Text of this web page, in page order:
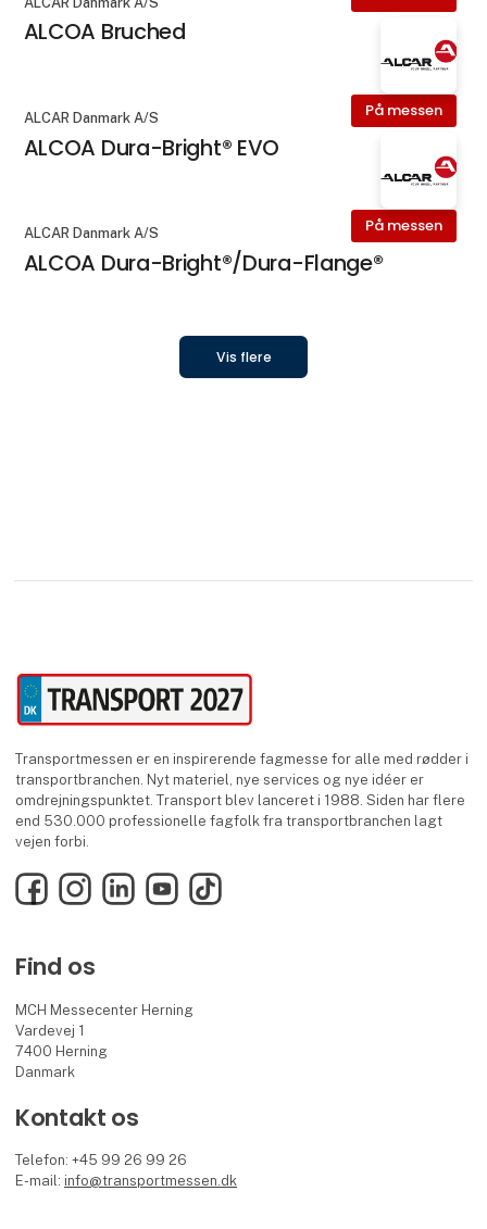
ALCOA Bruched
På messen
ALCAR Danmark A/S
ALCOA Dura-Bright® EVO
På messen
ALCAR Danmark A/S
ALCOA Dura-Bright®/Dura-Flange®
Vis flere
Transportmessen er en inspirerende fagmesse for alle med rødder i
transportbranchen. Nyt materiel, nye services og nye idéer er
omdrejningspunktet. Transport blev lanceret i 1988. Siden har flere
end 530.000 professionelle fagfolk fra transportbranchen lagt
vejen forbi.
FacebookInstagramLinkedInYouTubeTikTok
Find os
MCH Messecenter Herning
Vardevej 1
7400 Herning
Danmark
Kontakt os
Telefon: +45 99 26 99 26
E-mail: info@transportmessen.dk